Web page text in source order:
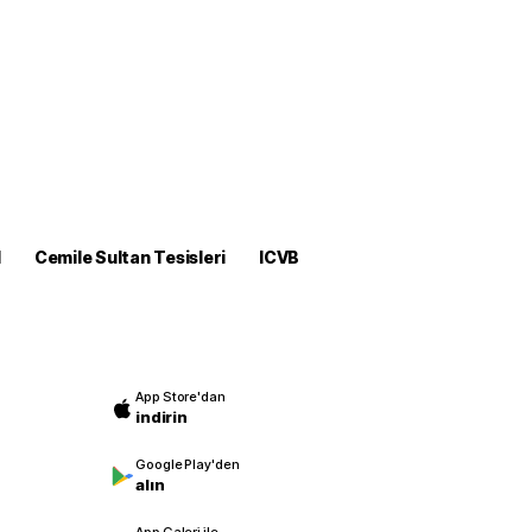
Cemile Sultan Tesisleri
ICVB
App Store'dan
indirin
Google Play'den
alın